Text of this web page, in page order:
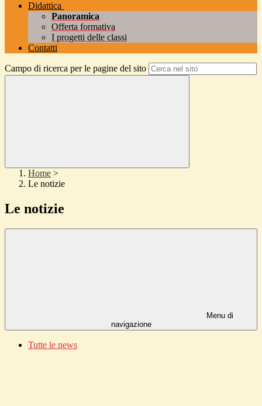
Didattica
Panoramica
Offerta formativa
I progetti delle classi
Contatti
Campo di ricerca per le pagine del sito
Home >
Le notizie
Le notizie
Menu di
navigazione
Tutte le news